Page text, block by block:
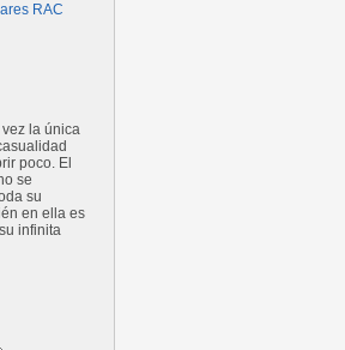
RAC
la única
poco. El
se
su
en ella es
infinita